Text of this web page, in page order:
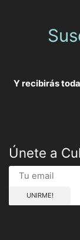
Y recibirás
Únete a